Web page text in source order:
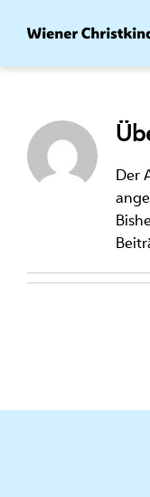
Inhalt
Der